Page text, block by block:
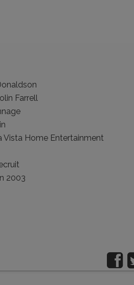
Farrell
Vista Home Entertainment
2003